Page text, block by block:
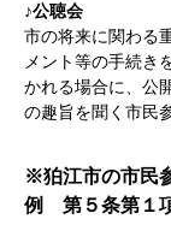
♪公聴会
市の将来に関わる
メント等の手続き
かれる場合に、公
の趣旨を聞く市民
※狛江市の市民
例 第５条第１